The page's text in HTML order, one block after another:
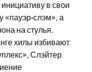
в свои
«пауэр-слэм», а
на стулья.
хилы избивают
Слэйтер